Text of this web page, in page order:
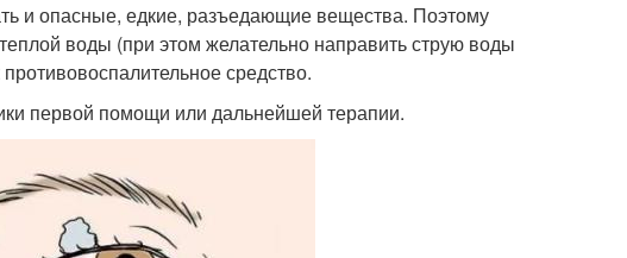
и опасные, едкие, разъедающие вещества. Поэтому
воды (при этом желательно направить струю воды
средство.
первой помощи или дальнейшей терапии.